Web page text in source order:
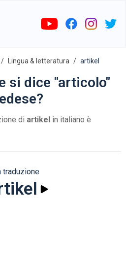
Lingua & letteratura artikel
si dice "articolo"
di artikel in italiano è
traduzione